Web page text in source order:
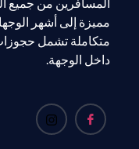
مميزة إلى أشهر
متكاملة تشمل حجوزات
داخل الوجهة.